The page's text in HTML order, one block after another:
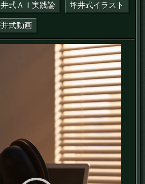
リー：
式ＡＩ実践論 坪井式イラスト
式動画